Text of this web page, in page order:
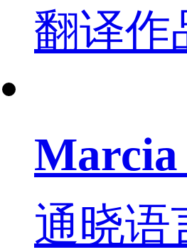
翻译作
Marcia
通晓语